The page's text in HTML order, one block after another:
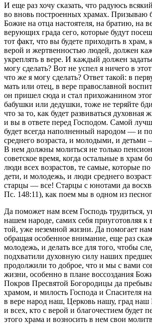
И еще раз хочу сказать, что радуюсь
во вновь построенных храмах. Призываю
Божие на отца настоятеля, на братию, на
верующих града сего, которые будут
тот факт, что вы будете приходить в храм,
верой и жертвенностью людей, должен
укреплять в вере. И каждый должен
могу сделать? Вот не успел я ничего в
что же я могу сделать? Ответ такой: в
мать или отец, в вере православной
он пришел сюда и стал прихожанином
бабушки или дедушки, тоже не теряйте
что за то, как будет развиваться духовная
и вы в ответе перед Господом. Самой
будет всегда наполненный народом — и
среднего возраста, и молодыми, и
В нем должны молиться не только
советское время, когда остальные в храм
люди всех возрастов, те самые, которые
дети, и молодежь, и люди среднего
старцы — все! Старцы с юнотами да
Пс. 148:11), как поем мы в одном из
Да поможет нам всем Господь трудиться,
нашем народе, самих себя приуготовляя к
той, уже неземной жизни. Да помогает нам
обращая особенное внимание, еще раз
молодежь, и делать все для того, чтобы
подхватили духовную силу наших
продолжили то доброе, что и мы с вами
жизни, особенно в плане воссоздания
Покров Пресвятой Богородицы да
храмом, и милость Господа и Спасителя
в вере народ наш, Церковь нашу, град
и всех, кто с верой и благочестием будет
этого храма и возносить в нем свои